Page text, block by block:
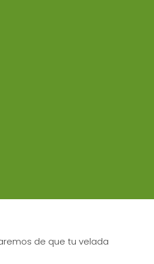
de que tu velada